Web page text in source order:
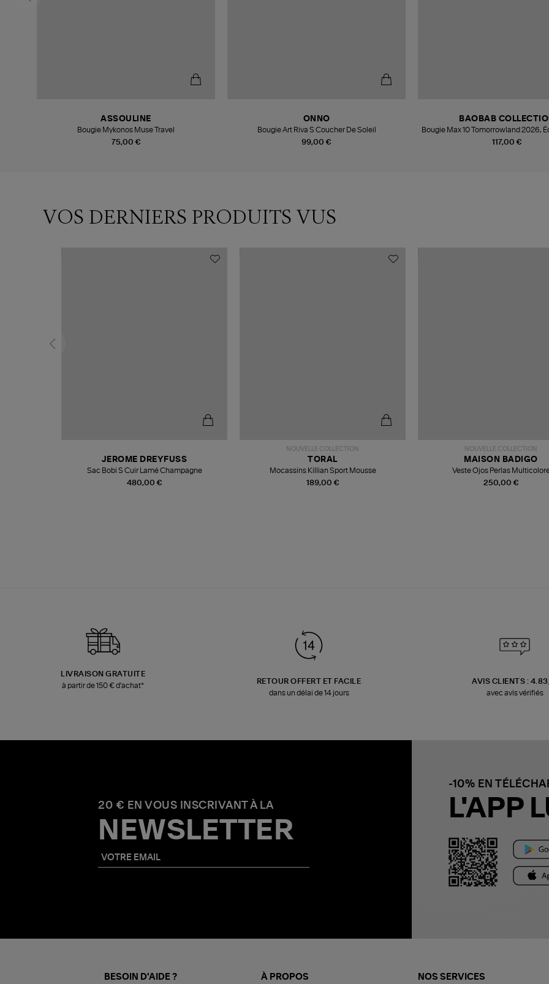
75,00 €
ASSOULINE
Bougie Mykonos Muse Travel
99,00 €
ONNO
Bougie Art Riva S Coucher De Soleil
117,00 €
BAOBAB
Bougie Max 10 Tomorrowland 2026,
VOS DERNIERS PRODUITS VUS
480,00 €
JEROME DREYFUSS
Sac Bobi S Cuir Lamé Champagne
NOUVELLE COLLECTION
189,00 €
TORAL
Mocassins Killian Sport Mousse
NOUVELLE COLLECTION
250,00 €
MAISON BADIGO
Veste Ojos Perlas
LIVRAISON GRATUITE
à partir de 150 € d'achat*
RETOUR OFFERT ET FACILE
dans un délai de 14 jours
AVIS CLIENTS :
avec avis vérifiés
20 € EN VOUS INSCRIVANT À LA
NEWSLETTER
-10% EN
L'APP
BESOIN D'AIDE ? À PROPOS NOS SERVICES